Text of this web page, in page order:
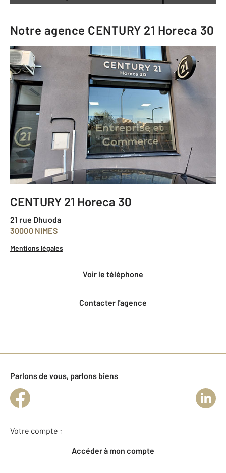
Notre agence CENTURY 21 Horeca 30
CENTURY 21 Horeca 30
21 rue Dhuoda
30000 NIMES
Mentions légales
voir le téléphone
Contacter l'agence
Parlons de vous, parlons biens
Votre compte :
Accéder à mon compte